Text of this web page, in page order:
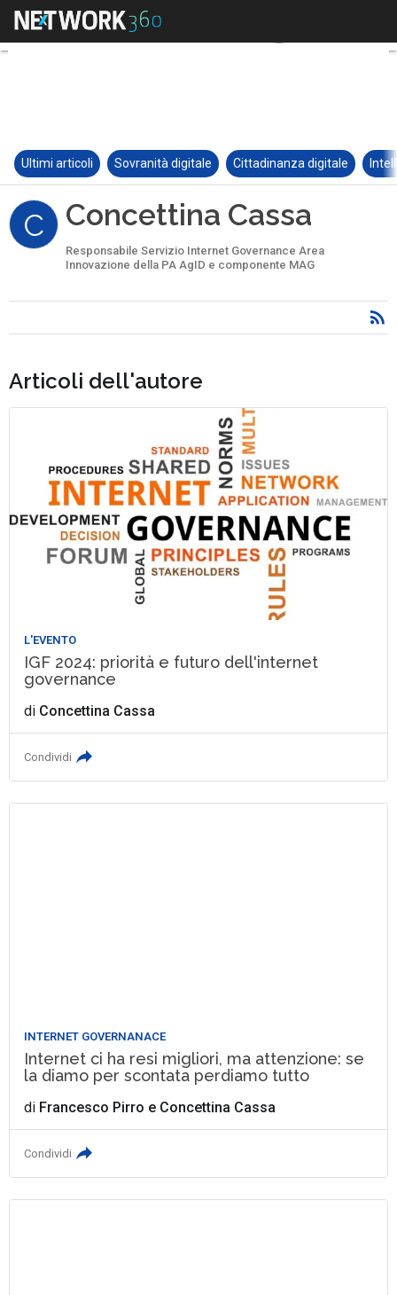
Ultimi articoli Sovranità digitale Cittadinanza digitale
C Concettina Cassa
Responsabile Servizio Internet Governance Area
Innovazione della PA AgID e componente MAG
Articoli dell'autore
L'EVENTO
IGF 2024: priorità e futuro dell'internet
governance
di Concettina Cassa
Condividi
INTERNET GOVERNANACE
Internet ci ha resi migliori, ma attenzione: se
la diamo per scontata perdiamo tutto
di Francesco Pirro e Concettina Cassa
Condividi